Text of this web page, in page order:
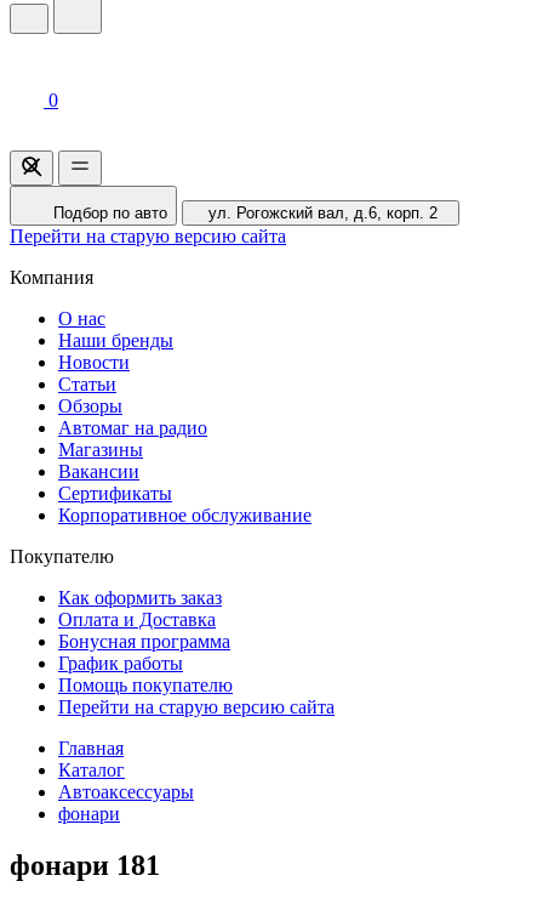
0
Подбор по авто ул. Рогожский вал, д.6, корп. 2
Перейти на старую версию сайта
Компания
О нас
Наши бренды
Новости
Статьи
Обзоры
Автомаг на радио
Магазины
Вакансии
Сертификаты
Корпоративное обслуживание
Покупателю
Как оформить заказ
Оплата и Доставка
Бонусная программа
График работы
Помощь покупателю
Перейти на старую версию сайта
Главная
Каталог
Автоаксессуары
фонари
фонари 181